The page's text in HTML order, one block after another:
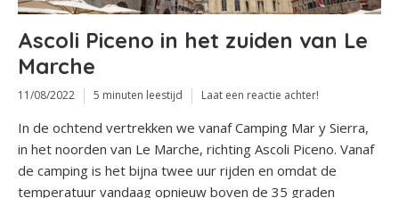
Ascoli Piceno in het zuiden van Le
Marche
11/08/2022 5 minuten leestijd Laat een reactie achter!
In de ochtend vertrekken we vanaf Camping Mar y Sierra,
in het noorden van Le Marche, richting Ascoli Piceno. Vanaf
de camping is het bijna twee uur rijden en omdat de
temperatuur vandaag opnieuw boven de 35 graden